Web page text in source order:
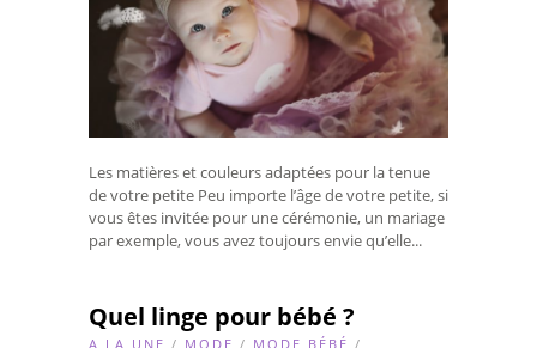
Les matières et couleurs adaptées pour la tenue
de votre petite Peu importe l’âge de votre petite, si
vous êtes invitée pour une cérémonie, un mariage
par exemple, vous avez toujours envie qu’elle...
Quel linge pour bébé ?
A LA UNE / MODE / MODE BÉBÉ /